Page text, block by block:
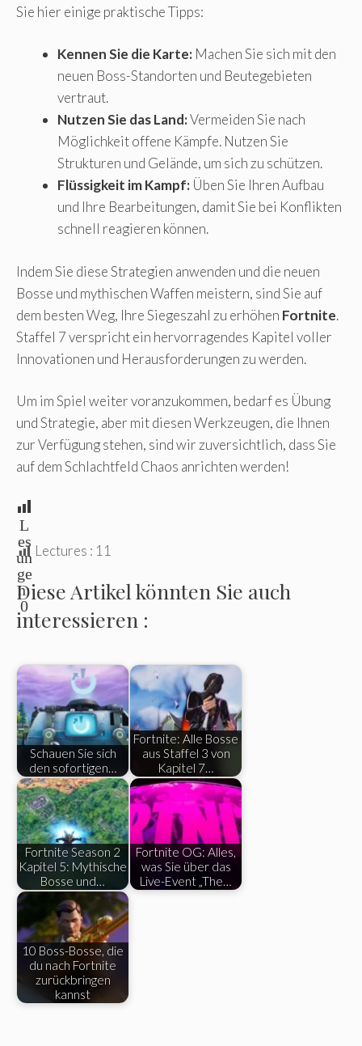
Sie hier einige praktische Tipps:
Kennen Sie die Karte: Machen Sie sich mit den
neuen Boss-Standorten und Beutegebieten
vertraut.
Nutzen Sie das Land:Vermeiden Sie nach
Möglichkeit offene Kämpfe. Nutzen Sie
Strukturen und Gelände, um sich zu schützen.
Flüssigkeit im Kampf: Üben Sie Ihren Aufbau
und Ihre Bearbeitungen, damit Sie bei Konflikten
schnell reagieren können.
Indem Sie diese Strategien anwenden und die neuen
Bosse und mythischen Waffen meistern, sind Sie auf
dem besten Weg, Ihre Siegeszahl zu erhöhen Fortnite.
Staffel 7 verspricht ein hervorragendes Kapitel voller
Innovationen und Herausforderungen zu werden.
Um im Spiel weiter voranzukommen, bedarf es Übung
und Strategie, aber mit diesen Werkzeugen, die Ihnen
zur Verfügung stehen, sind wir zuversichtlich, dass Sie
auf dem Schlachtfeld Chaos anrichten werden!
L
es
un
ge
n:
0
Lectures : 11
Diese Artikel könnten Sie auch
interessieren :
Schauen Sie sich
den sofortigen…
Fortnite: Alle Bosse
aus Staffel 3 von
Kapitel 7…
Fortnite Season 2
Kapitel 5: Mythische
Bosse und…
Fortnite OG: Alles,
was Sie über das
Live-Event „The…
10 Boss-Bosse, die
du nach Fortnite
zurückbringen
kannst